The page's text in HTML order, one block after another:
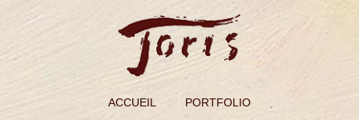
ACCUEIL
PORTFOLIO